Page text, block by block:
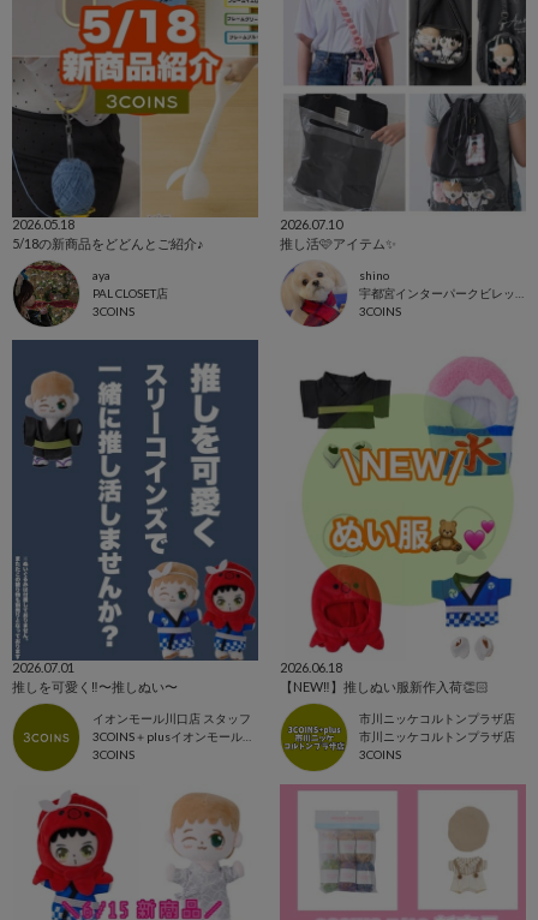
2026.05.18
5/18の新商品をどどんとご紹介♪
aya
PAL CLOSET店
3COINS
2026.07.10
推し活🩷アイテム✨
shino
3COINS
2026.07.01
推しを可愛く‼️〜推しぬい〜
イオンモール川口店 スタッフ
3COINS＋plusイオンモール川口店
3COINS
2026.06.18
【NEW‼️】推しぬい服新作入荷👏🏻
市川ニッケコルトンプラザ店
市川ニッケコルトンプラザ店
3COINS